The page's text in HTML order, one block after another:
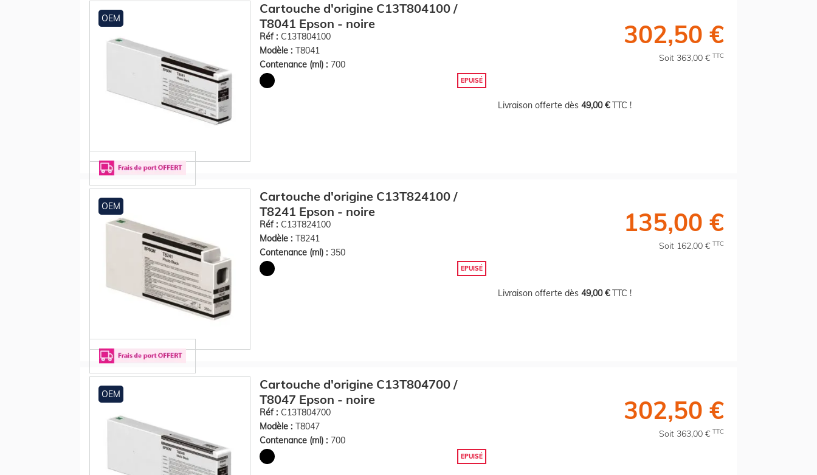
OEM
Cartouche d'origine C13T804100 /
T8041 Epson - noire
Réf : C13T804100
Modèle : T8041
Contenance (ml) : 700
EPUISÉ
302,50 €
Soit 363,00 € TTC
Livraison offerte dès 49,00 €TTC !
OEM
Cartouche d'origine C13T824100 /
T8241 Epson - noire
Réf : C13T824100
Modèle : T8241
Contenance (ml) : 350
EPUISÉ
135,00 €
Soit 162,00 € TTC
Livraison offerte dès 49,00 €TTC !
OEM
Cartouche d'origine C13T804700 /
T8047 Epson - noire
Réf : C13T804700
Modèle : T8047
Contenance (ml) : 700
EPUISÉ
302,50 €
Soit 363,00 € TTC